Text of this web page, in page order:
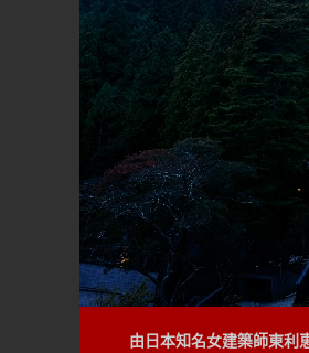
由日本知名女建築師東利
背著登山小包，穿梭茂密